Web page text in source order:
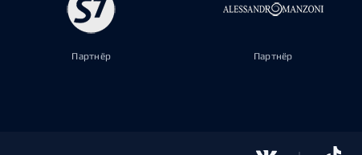
Партнёр Партнёр